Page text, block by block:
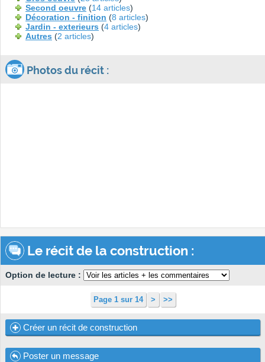
Second oeuvre (14 articles)
Décoration - finition (8 articles)
Jardin - exterieurs (4 articles)
Autres (2 articles)
Photos du récit :
Le récit de la construction :
Option de lecture :
Page 1 sur 14 > >>
Créer un récit de construction
Poster un message